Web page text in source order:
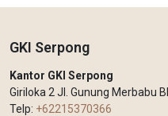
GKI Serpong
Kantor GKI Serpong
Giriloka 2 Jl. Gunung Merbabu
Telp: +62215370366